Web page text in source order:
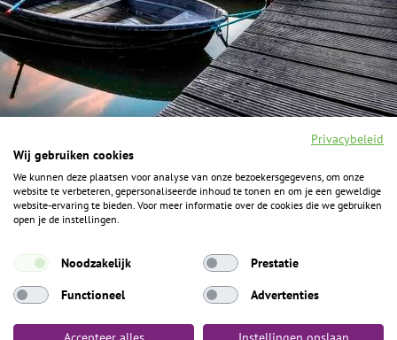
F
a
c
e
o
o
k
I
n
s
t
g
a
Y
o
u
t
b
P
i
n
ALGEMENE INFORMATIE
Het Geheim over de grens zijn de Duitse vakantieregio’s
Privacybeleid
Wij gebruiken cookies
We kunnen deze plaatsen voor analyse van onze bezoekersgegevens, om onze
website te verbeteren, gepersonaliseerde inhoud te tonen en om je een geweldige
website-ervaring te bieden. Voor meer informatie over de cookies die we gebruiken
open je de instellingen.
Noodzakelijk
Prestatie
Functioneel
Advertenties